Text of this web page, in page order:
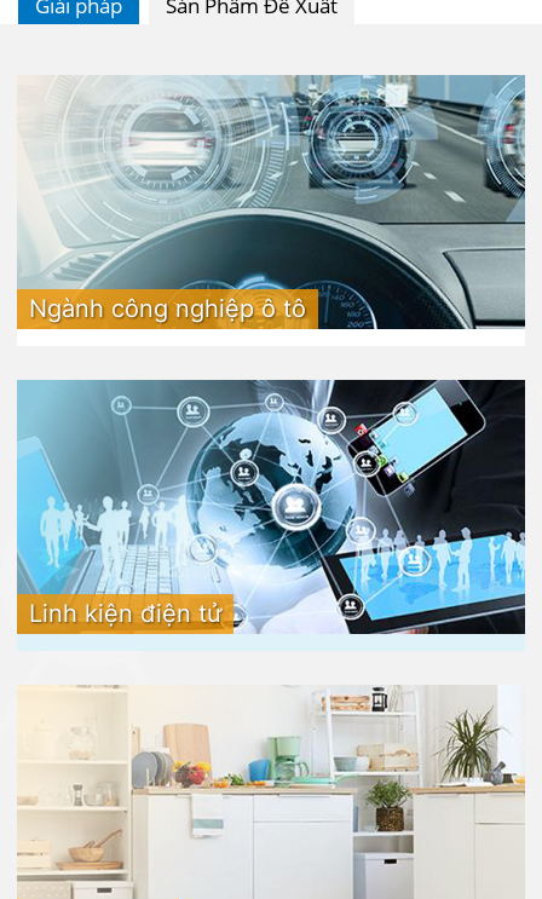
Ngành công nghiệp ô tô
Linh kiện điện tử